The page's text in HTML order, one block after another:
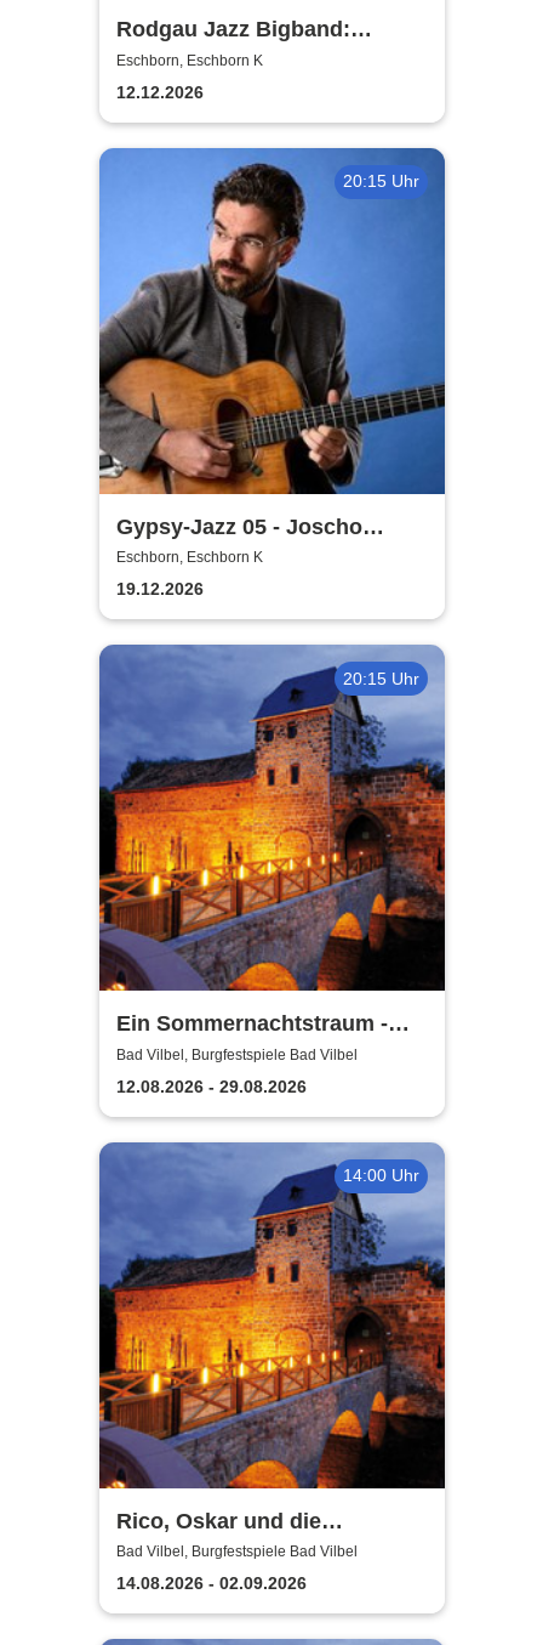
Rodgau Jazz Bigband:
Christmas in Swing
Eschborn, Eschborn K
12.12.2026
20:15 Uhr
Gypsy-Jazz 05 - Joscho
Stephan trifft Tony Lakatos
Eschborn, Eschborn K
19.12.2026
20:15 Uhr
Ein Sommernachtstraum -
Burgfestspiele Bad Vilbel
Bad Vilbel, Burgfestspiele Bad Vilbel
12.08.2026 - 29.08.2026
14:00 Uhr
Rico, Oskar und die
Tieferschatten -
Burgfestspiele Bad Vilbel
Bad Vilbel, Burgfestspiele Bad Vilbel
14.08.2026 - 02.09.2026